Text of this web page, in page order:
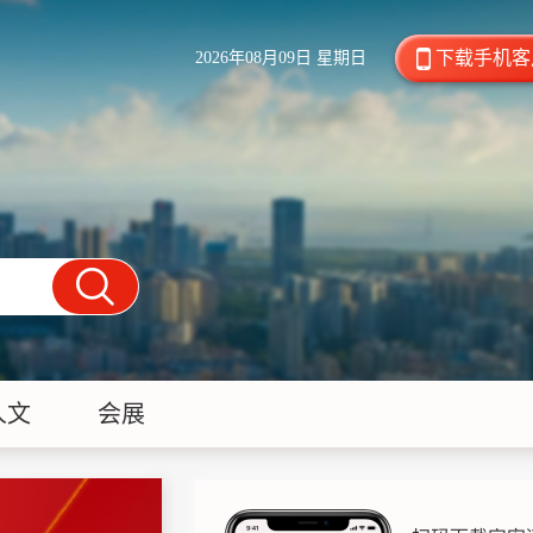
2026年08月09日 星期日 下载手机
文 会展